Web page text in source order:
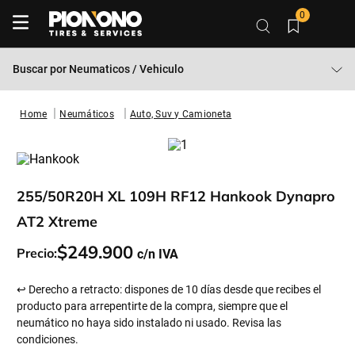
0
Buscar por Neumaticos / Vehiculo
Neumáticos Auto, Suv y Camioneta
255/50R20H XL 109H RF12 Hankook Dynapro
AT2 Xtreme
Precio:$249.900
↩ Derecho a retracto: dispones de 10 días desde que recibes el
producto para arrepentirte de la compra, siempre que el
neumático no haya sido instalado ni usado. Revisa las
condiciones.